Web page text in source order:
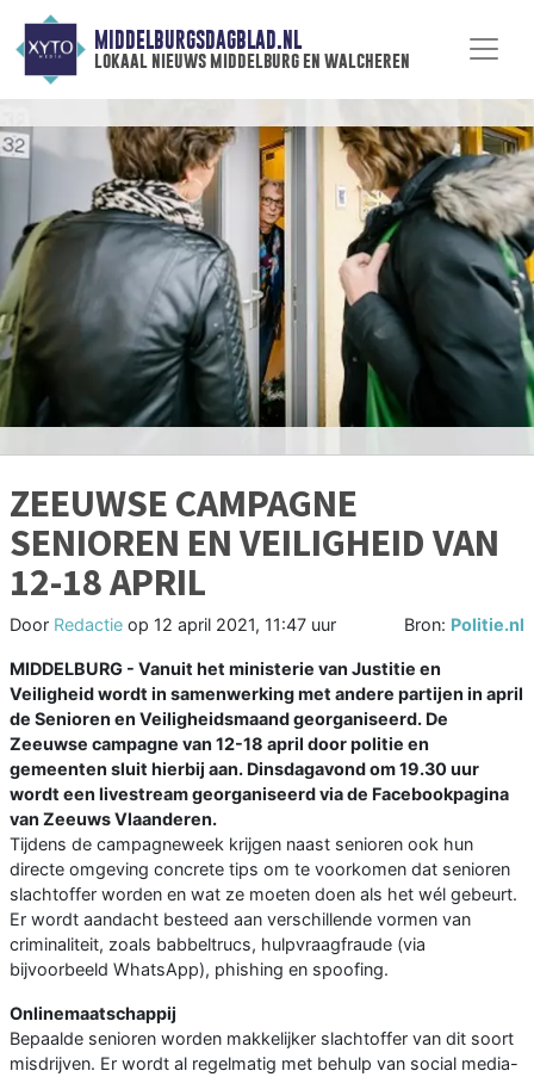
MIDDELBURGSDAGBLAD.NL
lokaal nieuws middelburg en walcheren
ZEEUWSE CAMPAGNE
SENIOREN EN VEILIGHEID VAN
12-18 APRIL
Door Redactie op 12 april 2021, 11:47 uur Bron: Politie.nl
MIDDELBURG - Vanuit het ministerie van Justitie en
Veiligheid wordt in samenwerking met andere partijen in april
de Senioren en Veiligheidsmaand georganiseerd. De
Zeeuwse campagne van 12-18 april door politie en
gemeenten sluit hierbij aan. Dinsdagavond om 19.30 uur
wordt een livestream georganiseerd via de Facebookpagina
van Zeeuws Vlaanderen.
Tijdens de campagneweek krijgen naast senioren ook hun
directe omgeving concrete tips om te voorkomen dat senioren
slachtoffer worden en wat ze moeten doen als het wél gebeurt.
Er wordt aandacht besteed aan verschillende vormen van
criminaliteit, zoals babbeltrucs, hulpvraagfraude (via
bijvoorbeeld WhatsApp), phishing en spoofing.
Onlinemaatschappij
Bepaalde senioren worden makkelijker slachtoffer van dit soort
misdrijven. Er wordt al regelmatig met behulp van social media-